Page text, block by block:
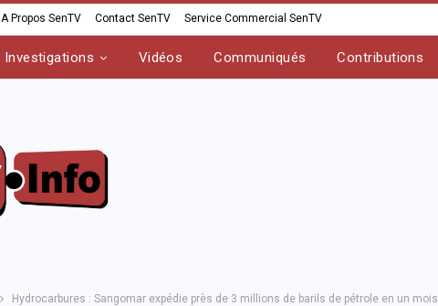
A Propos SenTV Contact SenTV Service Commercial SenTV
Investigations Vidéos Communiqués Contributions
Hydrocarbures : Sangomar expédie près de 3 millions de barils de pétrole en un mois